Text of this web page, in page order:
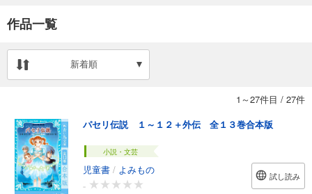
作品一覧
新着順
1～27件目 / 27件
パセリ伝説 １～１２＋外伝 全１３巻合本版
小説・文芸
児童書 / よみもの
-
試し読み